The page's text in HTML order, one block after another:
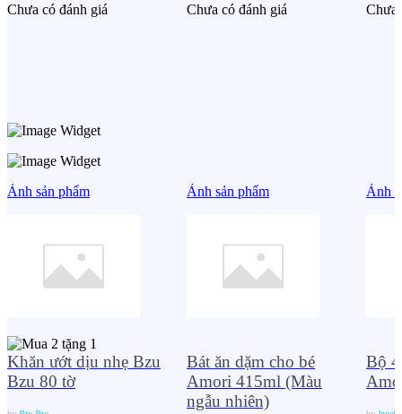
Chưa có đánh giá Chưa có đánh giá Chưa
Ảnh sản phẩm
Khăn ướt dịu nhẹ Bzu
Bzu 80 tờ
Ảnh sản phẩm
Bát ăn dặm cho bé
Amori 415ml (Màu
ngẫu nhiên)
Ảnh
Bộ 4